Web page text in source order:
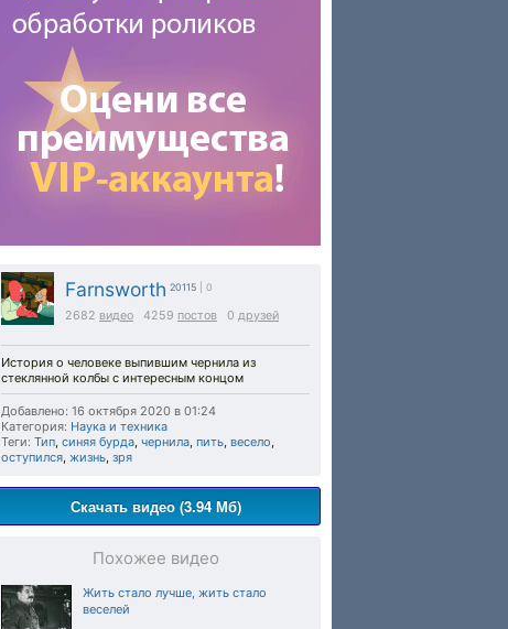
Farnsworth 20115 | 0
2682 видео 4259 постов 0 друзей
История о человеке выпившим чернила из
стеклянной колбы с интересным концом
Добавлено: 16 октября 2020 в 01:24
Категория: Наука и техника
Теги: Тип, синяя бурда, чернила, пить, весело,
оступился, жизнь, зря
Скачать видео (3.94 Мб)
Похожее видео
Жить стало лучше, жить стало
веселей